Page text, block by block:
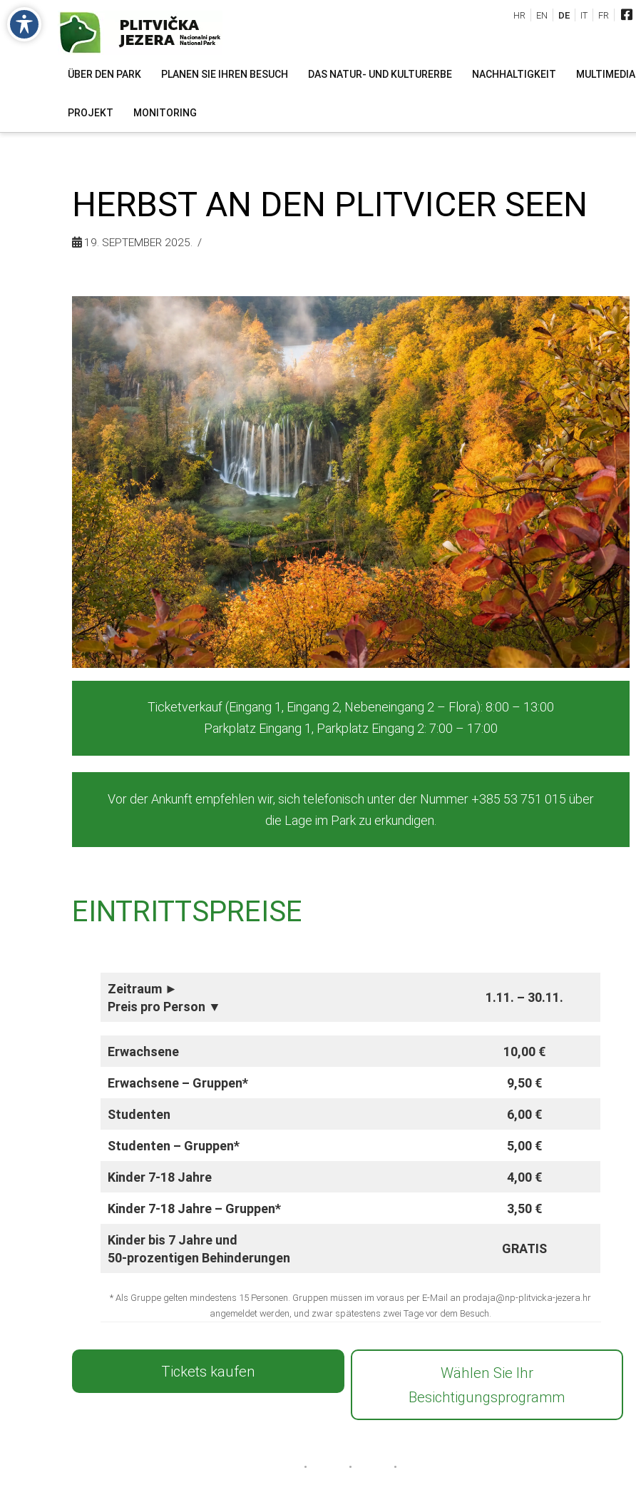
HR EN DE IT FR
ÜBER DEN PARK PLANEN SIE IHREN BESUCH DAS NATUR- UND KULTURERBE NACHHALTIGKEIT MULTIMEDIA
PROJEKT MONITORING
HERBST AN DEN PLITVICER SEEN
19. SEPTEMBER 2025.
Ticketverkauf (Eingang 1, Eingang 2, Nebeneingang 2 – Flora): 8:00 – 13:00
Parkplatz Eingang 1, Parkplatz Eingang 2: 7:00 – 17:00
Vor der Ankunft empfehlen wir, sich telefonisch unter der Nummer +385 53 751 015 über
die Lage im Park zu erkundigen.
EINTRITTSPREISE
Zeitraum ►
Preis pro Person ▼
1.11. – 30.11.
Erwachsene 10,00 €
Erwachsene – Gruppen* 9,50 €
Studenten 6,00 €
Studenten – Gruppen* 5,00 €
Kinder 7-18 Jahre 4,00 €
Kinder 7-18 Jahre– Gruppen* 3,50 €
Kinder bis 7 Jahre und
50-prozentigen Behinderungen
GRATIS
* Als Gruppe gelten mindestens 15 Personen. Gruppen müssen im voraus per E-Mail an prodaja@np-plitvicka-jezera.hr
angemeldet werden, und zwar spätestens zwei Tage vor dem Besuch.
Tickets kaufen
Wählen Sie Ihr
Besichtigungsprogramm